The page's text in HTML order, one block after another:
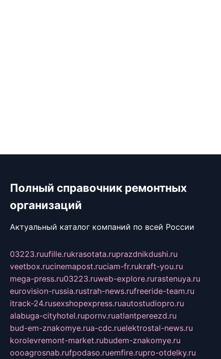
Полный справочник ремонтных
организаций
Актуальный каталог компаний по всей России
03223.ruufille.rukrasotata.ruprazdnikdushi.ru
veetbox.rucinemapost.ruciam-fr.rukraft-you.ru
mega-press.ru03223.ruweb-explore.rurastenuya.ru
eurovision-russia.rustrah-news.rufreeride-team.ru
itrack-24.rusexshopexpress.ruautostudiopro.ru
alabuga-cityhotel.rupornv.ruatlantpereezd.ru
bud-em-znakomye.rua-cdc.ruelektrostal-news.ru
korolevremont-market.rubudem-znakomye.ru
oooagrosnab.rufpodaso.ruemfire.rupro-otdelky.ru